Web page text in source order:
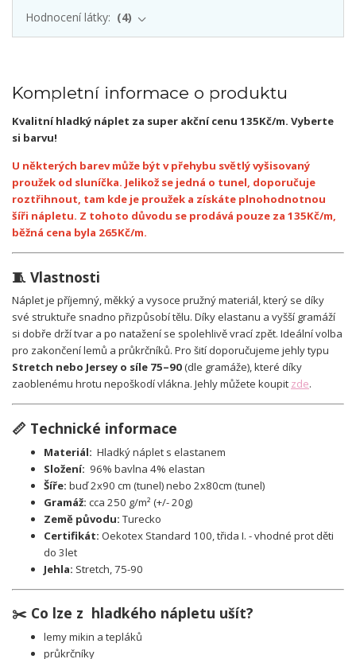
Hodnocení látky:
4
Kompletní informace o produktu
Kvalitní hladký náplet za super akční cenu 135Kč/m. Vyberte
si barvu!
U některých barev může být v přehybu světlý vyšisovaný
proužek od sluníčka. Jelikož se jedná o tunel, doporučuje
roztřihnout, tam kde je proužek a získáte plnohodnotnou
šíři nápletu. Z tohoto důvodu se prodává pouze za 135Kč/m,
běžná cena byla 265Kč/m.
🧵 Vlastnosti
Náplet je příjemný, měkký a vysoce pružný materiál, který se díky
své struktuře snadno přizpůsobí tělu. Díky elastanu a vyšší gramáží
si dobře drží tvar a po natažení se spolehlivě vrací zpět. Ideální volba
pro zakončení lemů a průkrčníků. Pro šití doporučujeme jehly typu
Stretch nebo Jersey o síle 75–90(dle gramáže), které díky
zaoblenému hrotu nepoškodí vlákna. Jehly můžete koupit zde.
📏 Technické informace
Materiál: Hladký náplet s elastanem
Složení: 96% bavlna 4% elastan
Šíře: buď 2x90 cm (tunel) nebo 2x80cm (tunel)
Gramáž: cca 250 g/m² (+/- 20g)
Země původu: Turecko
Certifikát: Oekotex Standard 100, třida I. - vhodné prot děti
do 3let
Jehla: Stretch, 75-90
✂️ Co lze z hladkého nápletu ušít?
lemy mikin a tepláků
průkrčníky